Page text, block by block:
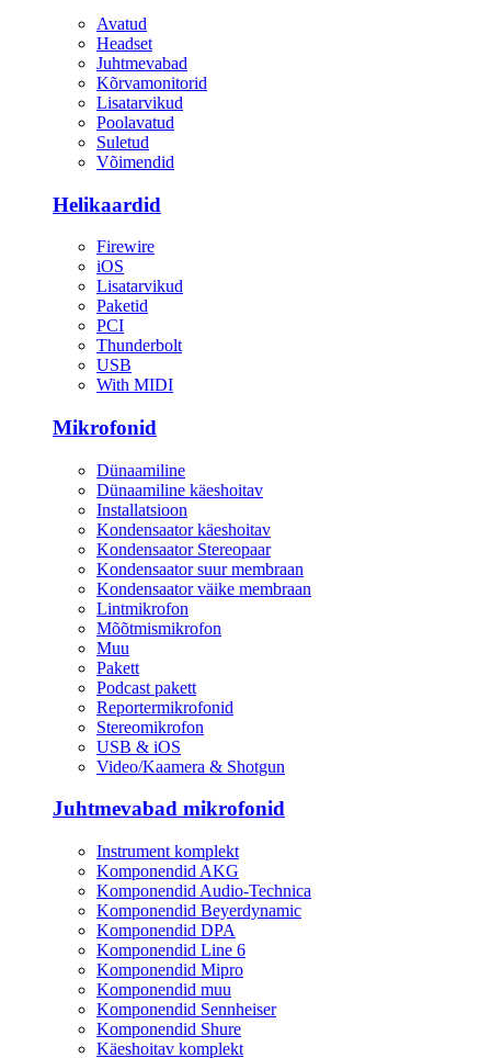
Avatud
Headset
Juhtmevabad
Kõrvamonitorid
Lisatarvikud
Poolavatud
Suletud
Võimendid
Helikaardid
Firewire
iOS
Lisatarvikud
Paketid
PCI
Thunderbolt
USB
With MIDI
Mikrofonid
Dünaamiline
Dünaamiline käeshoitav
Installatsioon
Kondensaator käeshoitav
Kondensaator Stereopaar
Kondensaator suur membraan
Kondensaator väike membraan
Lintmikrofon
Mõõtmismikrofon
Muu
Pakett
Podcast pakett
Reportermikrofonid
Stereomikrofon
USB & iOS
Video/Kaamera & Shotgun
Juhtmevabad mikrofonid
Instrument komplekt
Komponendid AKG
Komponendid Audio-Technica
Komponendid Beyerdynamic
Komponendid DPA
Komponendid Line 6
Komponendid Mipro
Komponendid muu
Komponendid Sennheiser
Komponendid Shure
Käeshoitav komplekt